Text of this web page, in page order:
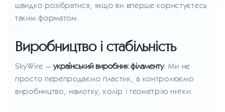
швидко розібратися, якщо ви вперше користуєтесь
таким форматом.
Виробництво і стабільність
SkyWire —український виробник філаменту. Ми не
просто перепродаємо пластик, а контролюємо
виробництво, намотку, колір і геометрію нитки.